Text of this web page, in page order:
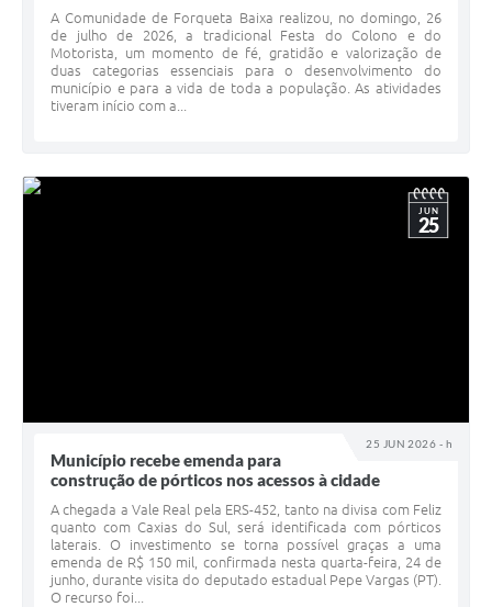
A Comunidade de Forqueta Baixa realizou, no domingo, 26
de julho de 2026, a tradicional Festa do Colono e do
Motorista, um momento de fé, gratidão e valorização de
duas categorias essenciais para o desenvolvimento do
município e para a vida de toda a população. As atividades
tiveram início com a...
25 JUN 2026 - h
JUN
25
Município recebe emenda para
construção de pórticos nos acessos à cidade
A chegada a Vale Real pela ERS-452, tanto na divisa com Feliz
quanto com Caxias do Sul, será identificada com pórticos
laterais. O investimento se torna possível graças a uma
emenda de R$ 150 mil, confirmada nesta quarta-feira, 24 de
junho, durante visita do deputado estadual Pepe Vargas (PT).
O recurso foi...